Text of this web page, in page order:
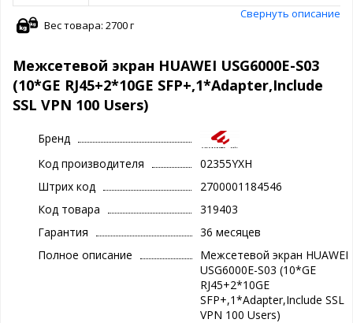
Свернуть описание
Вес товара: 2700 г
Межсетевой экран HUAWEI USG6000E-S03
(10*GE RJ45+2*10GE SFP+,1*Adapter,Include
SSL VPN 100 Users)
Бренд
Код производителя
02355YXH
Штрих код
2700001184546
Код товара
319403
Гарантия
36 месяцев
Полное описание
Межсетевой экран HUAWEI
USG6000E-S03 (10*GE
RJ45+2*10GE
SFP+,1*Adapter,Include SSL
VPN 100 Users)